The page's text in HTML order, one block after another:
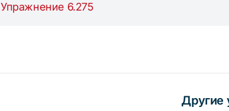
Упражнение 6.275
Другие